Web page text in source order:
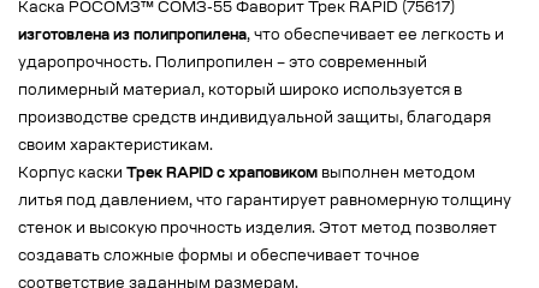
Каска РОСОМЗ™ СОМЗ-55 Фаворит Трек RAPID (75617)
изготовлена из полипропилена, что обеспечивает ее легкость и
ударопрочность. Полипропилен – это современный
полимерный материал, который широко используется в
производстве средств индивидуальной защиты, благодаря
своим характеристикам.
Корпус каски Трек RAPID с храповиком выполнен методом
литья под давлением, что гарантирует равномерную толщину
стенок и высокую прочность изделия. Этот метод позволяет
создавать сложные формы и обеспечивает точное
соответствие заданным размерам.